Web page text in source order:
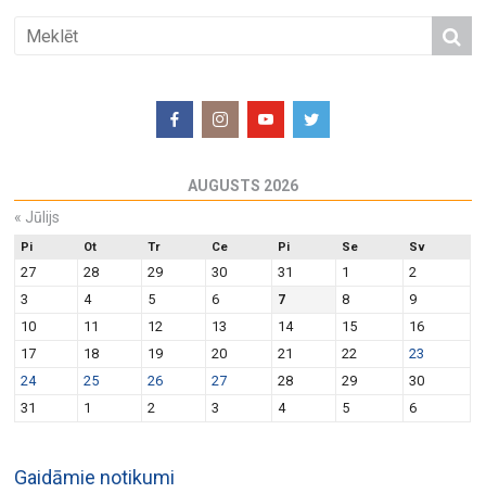
AUGUSTS 2026
« Jūlijs
Pi Ot Tr Ce Pi Se Sv
27 28 29 30 31 1
2
3
4 5 6 7 8
9
10
11 12 13 14 15
16
17
18 19 20 21 22
23
24
25 26 27 28 29
30
31
1 2 3 4 5 6
Gaidāmie notikumi